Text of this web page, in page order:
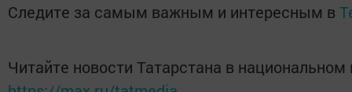
Следите за самым важным и интересным в
Читайте новости Татарстана в